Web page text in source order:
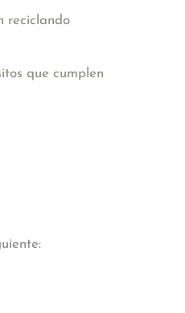
reciclando
que cumplen